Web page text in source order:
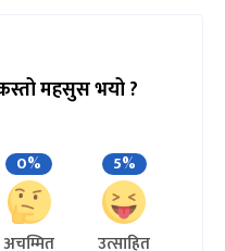
महसुस भयो ?
0%
अचम्मित
5%
उत्साहित